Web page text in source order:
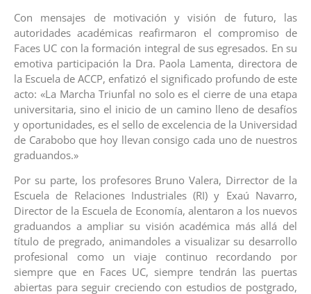
Con mensajes de motivación y visión de futuro, las
autoridades académicas reafirmaron el compromiso de
Faces UC con la formación integral de sus egresados. En su
emotiva participación la Dra. Paola Lamenta, directora de
la Escuela de ACCP, enfatizó el significado profundo de este
acto: «La Marcha Triunfal no solo es el cierre de una etapa
universitaria, sino el inicio de un camino lleno de desafíos
y oportunidades, es el sello de excelencia de la Universidad
de Carabobo que hoy llevan consigo cada uno de nuestros
graduandos.»
Por su parte, los profesores Bruno Valera, Dirrector de la
Escuela de Relaciones Industriales (RI) y Exaú Navarro,
Director de la Escuela de Economía, alentaron a los nuevos
graduandos a ampliar su visión académica más allá del
título de pregrado, animandoles a visualizar su desarrollo
profesional como un viaje continuo recordando por
siempre que en Faces UC, siempre tendrán las puertas
abiertas para seguir creciendo con estudios de postgrado,